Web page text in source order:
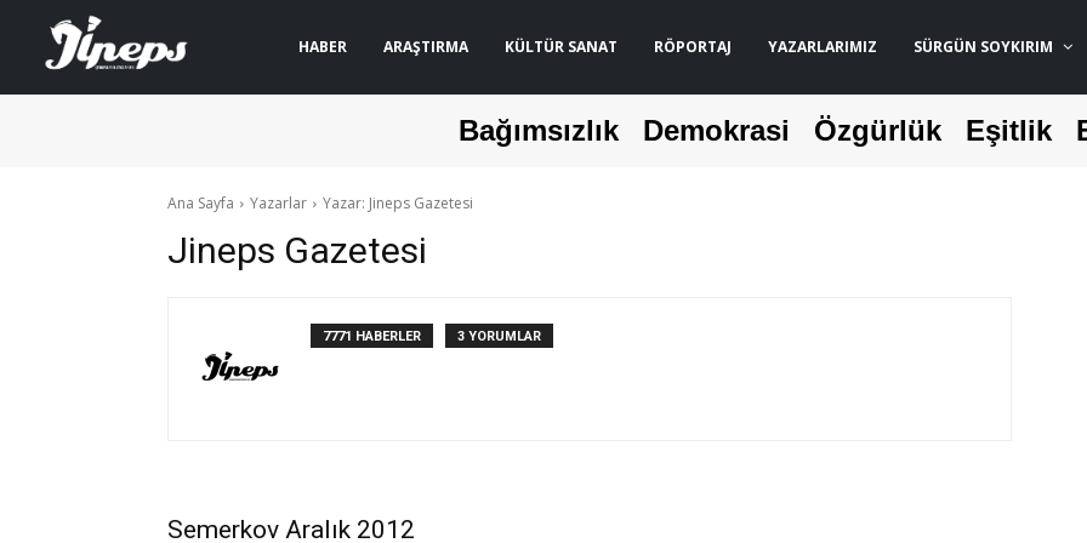
HABER ARAŞTIRMA KÜLTÜR SANAT RÖPORTAJ YAZARLARIMIZ SÜRGÜN SOYKIRIM
Bağımsızlık Demokrasi Özgürlük Eşitlik
Ana Sayfa Yazarlar Yazar: Jineps Gazetesi
Jineps Gazetesi
7771 HABERLER 3 YORUMLAR
Semerkov Aralık 2012